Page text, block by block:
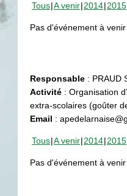
Tous A venir 2014 2015
Pas d'événement à venir
Responsable : PRAUD
Activité : Organisation
extra-scolaires (goûter
Email :
Tous A venir 2014 2015
Pas d'événement à venir